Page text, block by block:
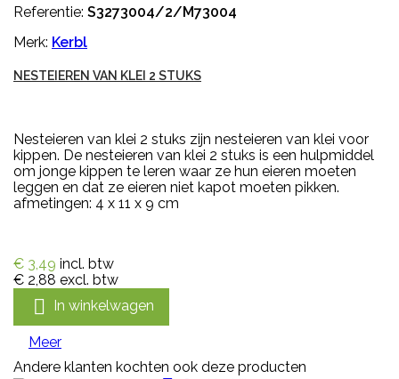
Referentie: S3273004/2/M73004
Merk: Kerbl
NESTEIEREN VAN KLEI 2 STUKS
Nesteieren van klei 2 stuks zijn nesteieren van klei voor
kippen. De nesteieren van klei 2 stuks is een hulpmiddel
om jonge kippen te leren waar ze hun eieren moeten
leggen en dat ze eieren niet kapot moeten pikken.
afmetingen: 4 x 11 x 9 cm
€ 3,49 incl. btw
€ 2,88 excl. btw
 In winkelwagen
Meer
Andere klanten kochten ook deze producten